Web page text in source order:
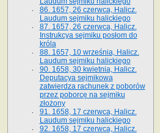
86. 1657, 26 czerwca, Halicz.
Laudum sejmiku halickiego
87. 1657, 26 czerwca, Halicz.
Instrukcya sejmiku posłom do
króla
88. 1657, 10 września, Halicz.
Laudum sejmiku halickiego
90. 1658, 30 kwietnia, Halicz.
Deputacya sejmikowa
zatwierdza rachunek z poborów
przez poborcę na sejmiku
złożony
91. 1658, 17 czerwca, Halicz.
Laudum sejmiku halickiego
92. 1658, 17 czerwca, Halicz.